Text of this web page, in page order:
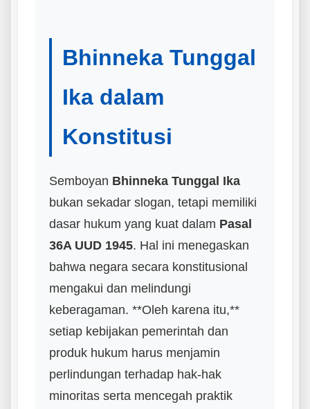
Bhinneka Tunggal
Ika dalam
Konstitusi
Semboyan Bhinneka Tunggal Ika
bukan sekadar slogan, tetapi memiliki
dasar hukum yang kuat dalam Pasal
36A UUD 1945. Hal ini menegaskan
bahwa negara secara konstitusional
mengakui dan melindungi
keberagaman. **Oleh karena itu,**
setiap kebijakan pemerintah dan
produk hukum harus menjamin
perlindungan terhadap hak-hak
minoritas serta mencegah praktik